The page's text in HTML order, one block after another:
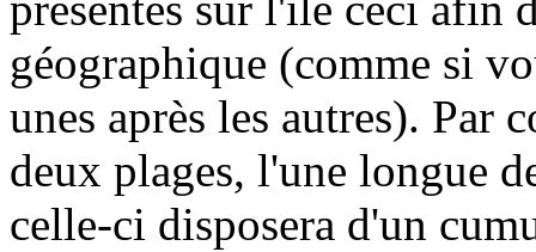
géographique (comme si
unes après les autres). Par
deux plages, l'une longue
celle-ci disposera d'un